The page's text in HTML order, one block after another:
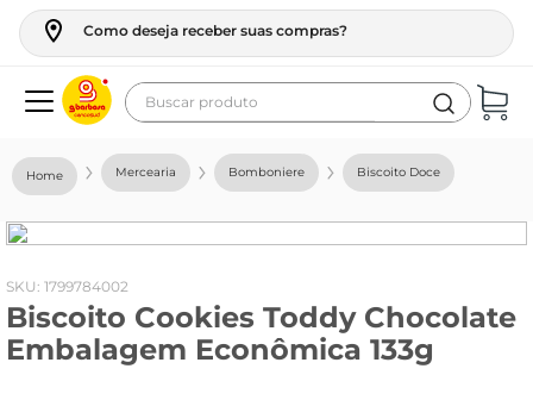
Como deseja receber suas compras?
Buscar produto
Mercearia Bomboniere Biscoito Doce
: 1799784002
Biscoito Cookies Toddy Chocolate
Embalagem Econômica 133g
geladeira
fogao
café
cerveja